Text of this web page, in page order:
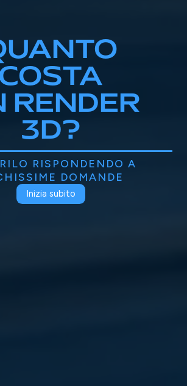
RENDER
3D?
RISPONDENDO A
DOMANDE
Inizia subito